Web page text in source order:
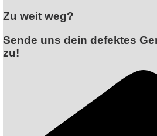
Zu weit weg?
Sende uns dein defektes
zu!